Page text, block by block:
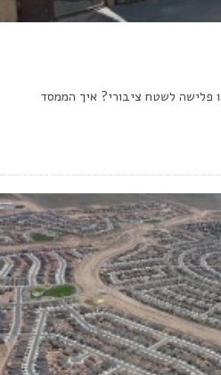
לשטח ציבורי? איך הממסד